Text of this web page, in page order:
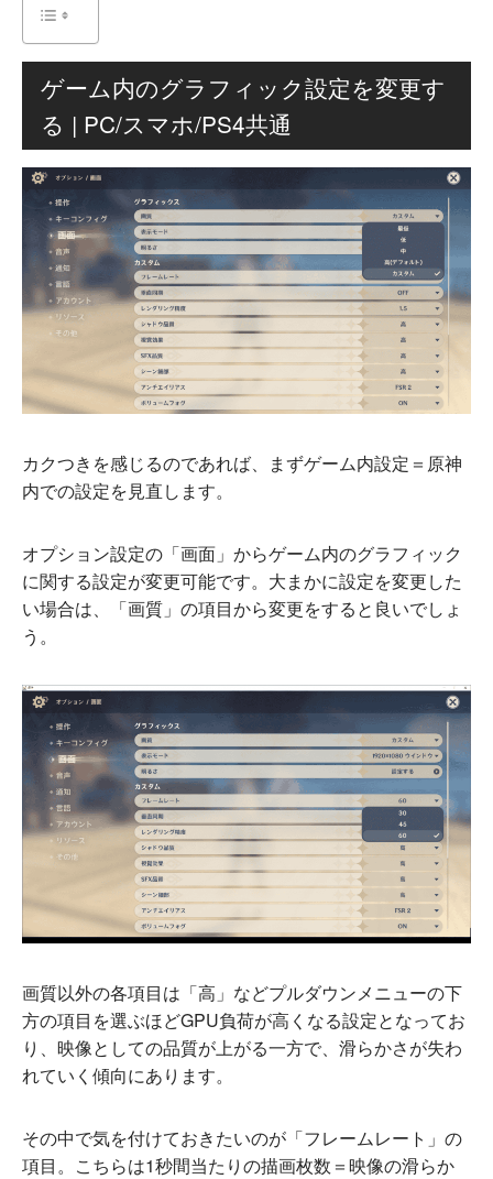
ゲーム内のグラフィック設定を変更す
る | PC/スマホ/PS4共通
カクつきを感じるのであれば、まずゲーム内設定＝原神
内での設定を見直します。
オプション設定の「画面」からゲーム内のグラフィック
に関する設定が変更可能です。大まかに設定を変更した
い場合は、「画質」の項目から変更をすると良いでしょ
う。
画質以外の各項目は「高」などプルダウンメニューの下
方の項目を選ぶほどGPU負荷が高くなる設定となってお
り、映像としての品質が上がる一方で、滑らかさが失わ
れていく傾向にあります。
その中で気を付けておきたいのが「フレームレート」の
項目。こちらは1秒間当たりの描画枚数＝映像の滑らか